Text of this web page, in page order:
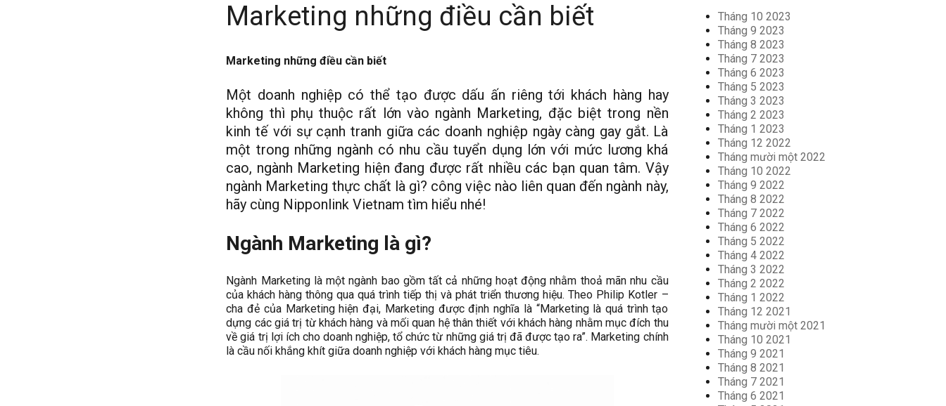
Marketing những điều cần biết
Marketing những điều cần biết
Một doanh nghiệp có thể tạo được dấu ấn riêng tới khách hàng hay
không thì phụ thuộc rất lớn vào ngành Marketing, đặc biệt trong nền
kinh tế với sự cạnh tranh giữa các doanh nghiệp ngày càng gay gắt. Là
một trong những ngành có nhu cầu tuyển dụng lớn với mức lương khá
cao, ngành Marketing hiện đang được rất nhiều các bạn quan tâm. Vậy
ngành Marketing thực chất là gì? công việc nào liên quan đến ngành này,
hãy cùng Nipponlink Vietnam tìm hiểu nhé!
Ngành Marketing là gì?
Ngành Marketing là một ngành bao gồm tất cả những hoạt động nhằm thoả mãn nhu cầu
của khách hàng thông qua quá trình tiếp thị và phát triển thương hiệu. Theo Philip Kotler –
cha đẻ của Marketing hiện đại, Marketing được định nghĩa là “Marketing là quá trình tạo
dựng các giá trị từ khách hàng và mối quan hệ thân thiết với khách hàng nhằm mục đích thu
về giá trị lợi ích cho doanh nghiệp, tổ chức từ những giá trị đã được tạo ra”. Marketing chính
là cầu nối khắng khít giữa doanh nghiệp với khách hàng mục tiêu.
Tháng 10 2023
Tháng 9 2023
Tháng 8 2023
Tháng 7 2023
Tháng 6 2023
Tháng 5 2023
Tháng 3 2023
Tháng 2 2023
Tháng 1 2023
Tháng 12 2022
Tháng mười một 2022
Tháng 10 2022
Tháng 9 2022
Tháng 8 2022
Tháng 7 2022
Tháng 6 2022
Tháng 5 2022
Tháng 4 2022
Tháng 3 2022
Tháng 2 2022
Tháng 1 2022
Tháng 12 2021
Tháng mười một 2021
Tháng 10 2021
Tháng 9 2021
Tháng 8 2021
Tháng 7 2021
Tháng 6 2021